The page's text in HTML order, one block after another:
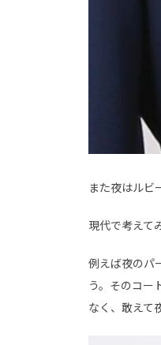
また夜はルビ
現代で考えて
例えば夜のパ
う。そのコー
なく、敢えて